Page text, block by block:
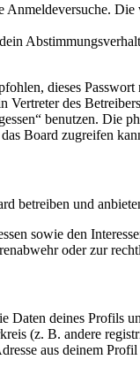
dieses
des
benutzen. Die
Board zugreifen
betreiben und
sowie den
oder zur
Daten deines
(z. B. andere
aus deinem